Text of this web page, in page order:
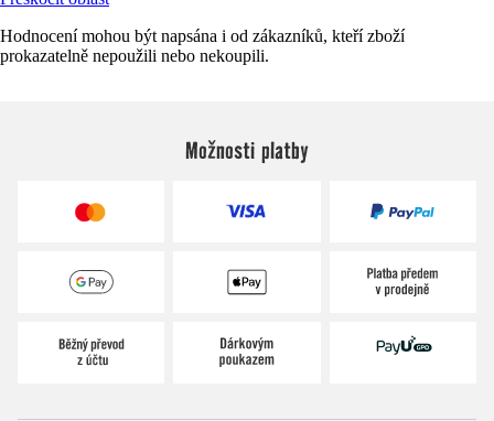
Hodnocení mohou být napsána i od zákazníků, kteří zboží
prokazatelně nepoužili nebo nekoupili.
Možnosti platby